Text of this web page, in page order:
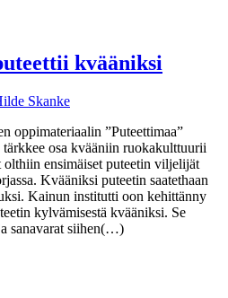
kvääniksi
Skanke
oppimateriaalin ”Puteettimaa”
osa kvääniin ruokakulttuurii
ensimäiset puteetin viljelijät
Kvääniksi puteetin saatethaan
Kainun institutti oon kehittänny
kylvämisestä kvääniksi. Se
sanavarat siihen(…)